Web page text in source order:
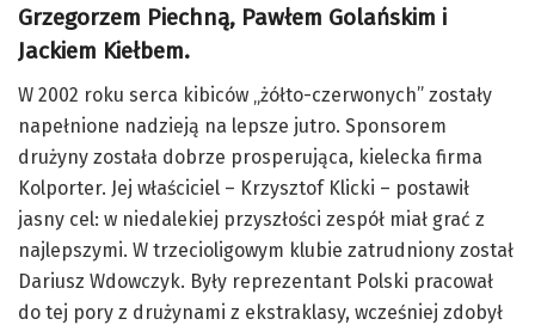
Grzegorzem Piechną, Pawłem Golańskim i
Jackiem Kiełbem.
W 2002 roku serca kibiców „żółto-czerwonych” zostały
napełnione nadzieją na lepsze jutro. Sponsorem
drużyny została dobrze prosperująca, kielecka firma
Kolporter. Jej właściciel – Krzysztof Klicki – postawił
jasny cel: w niedalekiej przyszłości zespół miał grać z
najlepszymi. W trzecioligowym klubie zatrudniony został
Dariusz Wdowczyk. Były reprezentant Polski pracował
do tej pory z drużynami z ekstraklasy, wcześniej zdobył